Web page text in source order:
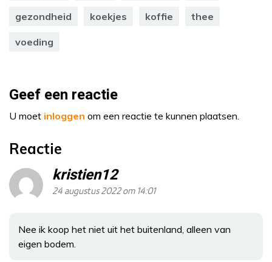
gezondheid koekjes koffie thee
voeding
Geef een reactie
U moet inloggen om een reactie te kunnen plaatsen.
Reactie
kristien12
24 augustus 2022 om 14:01
Nee ik koop het niet uit het buitenland, alleen van
eigen bodem.